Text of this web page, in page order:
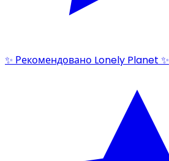
✨ Рекомендовано Lonely Planet ✨